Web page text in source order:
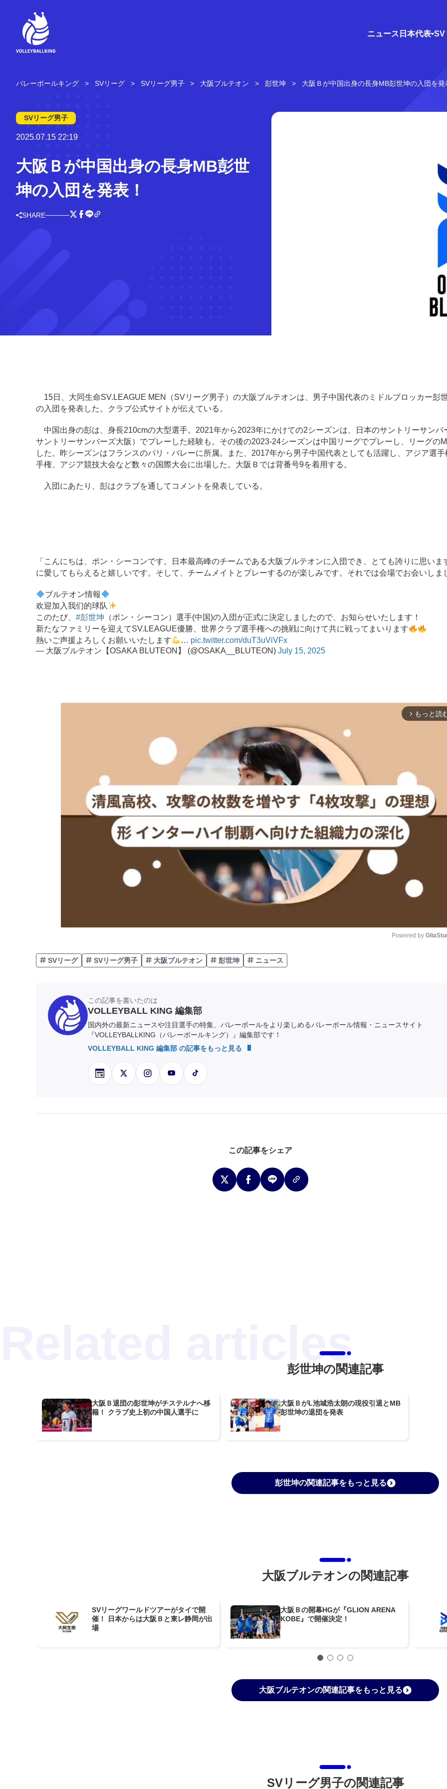
ニュース 日本代表 SV
バレーボールキング SVリーグ SVリーグ男子 大阪ブルテオン 彭世坤 大阪Ｂが中国出身の長身MB彭世坤の入団を発
SVリーグ男子
2025.07.15 22:19
大阪Ｂが中国出身の長身MB彭世
坤の入団を発表！
SHARE
15日、大同生命SV.LEAGUE MEN（SVリーグ男子）の大阪ブルテオンは、男子中国代表のミドルブロッカー彭
の入団を発表した。クラブ公式サイトが伝えている。
中国出身の彭は、身長210cmの大型選手。2021年から2023年にかけての2シーズンは、日本のサントリーサンバ
サントリーサンバーズ大阪）でプレーした経験も。その後の2023-24シーズンは中国リーグでプレーし、リーグの
した。昨シーズンはフランスのパリ・バレーに所属。また、2017年から男子中国代表としても活躍し、アジア選
手権、アジア競技大会など数々の国際大会に出場した。大阪Ｂでは背番号9を着用する。
入団にあたり、彭はクラブを通してコメントを発表している。
「こんにちは、ポン・シーコンです。日本最高峰のチームである大阪ブルテオンに入団でき、とても誇りに思いま
に愛してもらえると嬉しいです。そして、チームメイトとプレーするのが楽しみです。それでは会場でお会いしま
ブルテオン情報
欢迎加入我们的球队
このたび、 #彭世坤 （ポン・シーコン）選手(中国)の入団が正式に決定しましたので、お知らせいたします！
新たなファミリーを迎えてSV.LEAGUE優勝、世界クラブ選手権への挑戦に向けて共に戦ってまいります
熱いご声援よろしくお願いいたします
… pic.twitter.com/duT3uViVFx
— 大阪ブルテオン【OSAKA BLUTEON】 (@OSAKA__BLUTEON) July 15, 2025
arrow_forward_ios もっと読
Powered by
SVリーグ SVリーグ男子 大阪ブルテオン 彭世坤 ニュース
この記事を書いたのは
VOLLEYBALL KING 編集部
国内外の最新ニュースや注目選手の特集、バレーボールをより楽しめるバレーボール情報・ニュースサイト
『VOLLEYBALLKING（バレーボールキング）』編集部です！
VOLLEYBALL KING 編集部 の記事をもっと見る
この記事をシェア
彭世坤の関連記事
大阪Ｂ退団の彭世坤がチステルナへ移
籍！ クラブ史上初の中国人選手に
大阪ＢがL池城浩太朗の現役引退とMB
彭世坤の退団を発表
彭世坤の関連記事をもっと見る
大阪ブルテオンの関連記事
SVリーグワールドツアーがタイで開
催！ 日本からは大阪Ｂと東レ静岡が出
場
大阪Ｂの開幕HGが『GLION ARENA
KOBE』で開催決定！
大阪ブルテオンの関連記事をもっと見る
SVリーグ男子の関連記事